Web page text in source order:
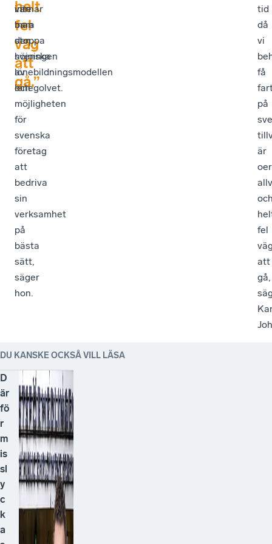
helt
fel
väg
att
gå.”
inte
bara
stoppa
höjningen
av
lönegolvet.
värnar
man
den
svenska
lönebildningsmodellen
och
möjligheten
för
svenska
företag
att
bedriva
sin
verksamhet
på
bästa
sätt,
säger
hon.
tid
då
vi
få
på
är
fel
att
gå,
DU KANSKE OCKSÅ VILL LÄSA
D
är
fö
r
m
is
sl
y
c
k
a